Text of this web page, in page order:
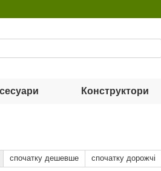
Конструктори
спочатку дешевше спочатку дорожчі